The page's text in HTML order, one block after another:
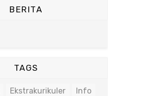
BERITA
TAGS
Ekstrakurikuler
Info